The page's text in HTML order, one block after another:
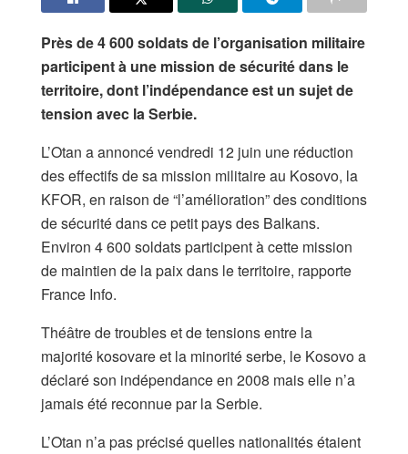
Près de 4 600 soldats de l’organisation militaire
participent à une mission de sécurité dans le
territoire, dont l’indépendance est un sujet de
tension avec la Serbie.
L’Otan a annoncé vendredi 12 juin une réduction
des effectifs de sa mission militaire au Kosovo, la
KFOR, en raison de “l’amélioration” des conditions
de sécurité dans ce petit pays des Balkans.
Environ 4 600 soldats participent à cette mission
de maintien de la paix dans le territoire, rapporte
France Info.
Théâtre de troubles et de tensions entre la
majorité kosovare et la minorité serbe, le Kosovo a
déclaré son indépendance en 2008 mais elle n’a
jamais été reconnue par la Serbie.
L’Otan n’a pas précisé quelles nationalités étaient